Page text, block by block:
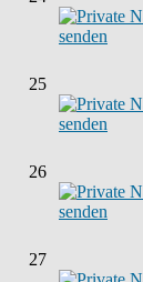
25
26
27